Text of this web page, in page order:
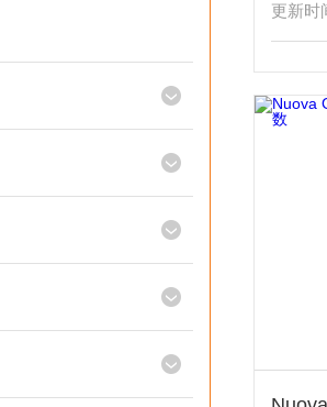
更新时